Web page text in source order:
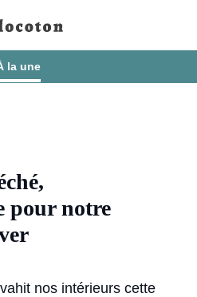
la une
pour notre
nos intérieurs cette